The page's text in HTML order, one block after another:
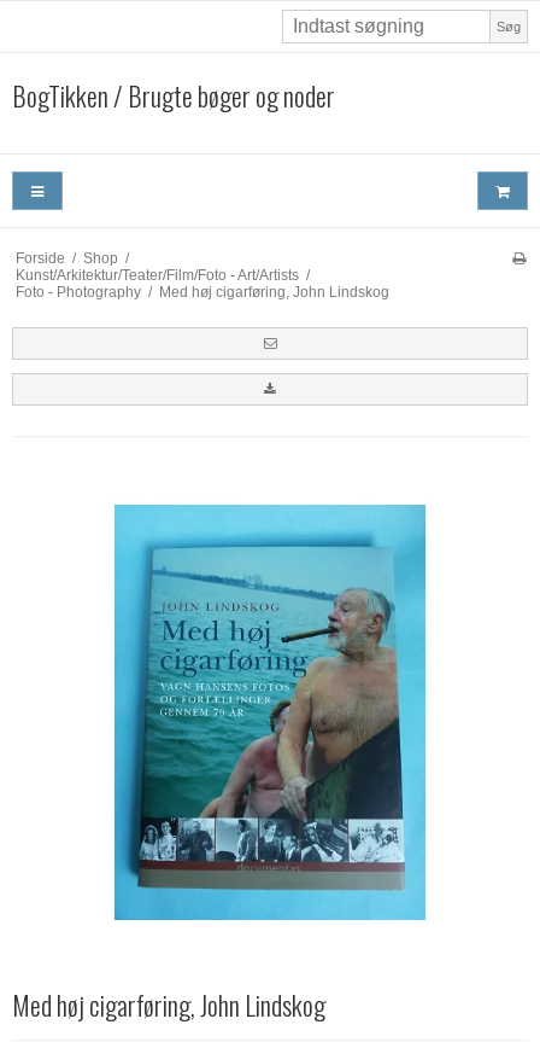
Søg
BogTikken / Brugte bøger og noder
Forside / Shop /
Kunst/Arkitektur/Teater/Film/Foto - Art/Artists /
Foto - Photography / Med høj cigarføring, John Lindskog
Med høj cigarføring, John Lindskog